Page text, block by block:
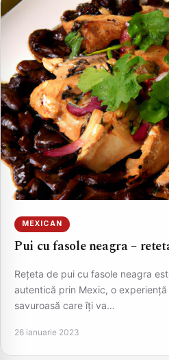
MEXICAN
Pui cu fasole neagra –
Rețeta de pui cu fasole neagra
autentică prin Mexic, o
savuroasă care îți va…
26 ianuarie 2023